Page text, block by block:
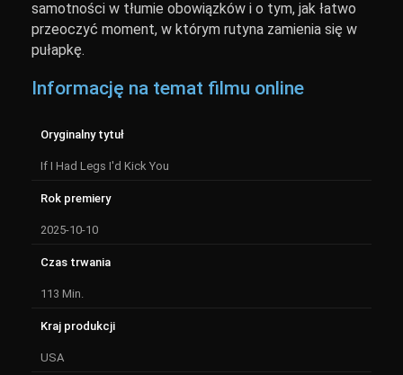
samotności w tłumie obowiązków i o tym, jak łatwo
przeoczyć moment, w którym rutyna zamienia się w
pułapkę.
Informację na temat filmu online
Oryginalny tytuł
If I Had Legs I'd Kick You
Rok premiery
2025-10-10
Czas trwania
113 Min.
Kraj produkcji
USA